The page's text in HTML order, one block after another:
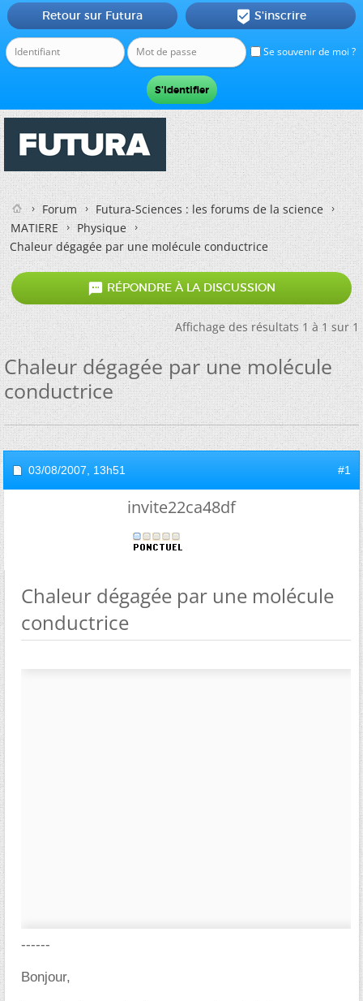
Se souvenir de moi ?
Retour sur Futura  S'inscrire
Forum
Futura-Sciences : les forums de la science
MATIERE
Physique
Chaleur dégagée par une molécule conductrice
 RÉPONDRE À LA DISCUSSION
Affichage des résultats 1 à 1 sur 1
Chaleur dégagée par une molécule
conductrice
03/08/2007, 13h51 #1
invite22ca48df
Chaleur dégagée par une molécule
conductrice
------
Bonjour,